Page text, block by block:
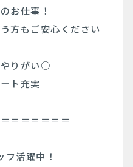
お仕事！
方もご安心ください
やりがい○
ト充実
＝＝＝＝＝＝
活躍中！